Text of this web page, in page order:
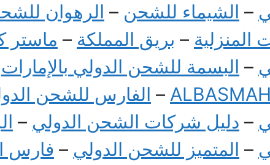
– الشيماء للشحن – الرهوان
المنزلية – بريق المملكة – ماستر
– البسمة للشحن الدولي بالإمارات
– الفارس للشحن
– دليل شركات الشحن الدولي –
– المتميز للشحن الدولي – فارس